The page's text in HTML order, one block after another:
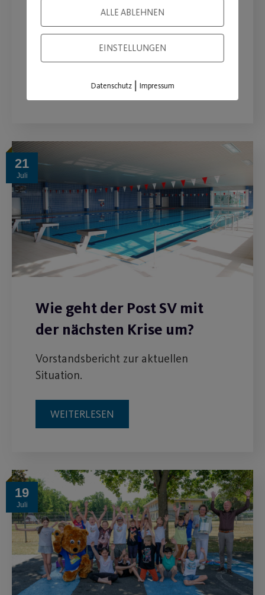
Die Kinderwelt des Post SV wird
WEITERLESEN
21
Juli
Wie geht der Post SV mit
der nächsten Krise um?
Vorstandsbericht zur aktuellen
Situation.
WEITERLESEN
19
Juli
ALLE ABLEHNEN
EINSTELLUNGEN
Datenschutz| Impressum